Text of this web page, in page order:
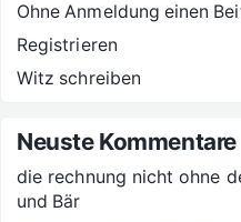
Ohne Anmeldung einen
Registrieren
Witz schreiben
Neuste Kommentare
die rechnung nicht ohne
und Bär